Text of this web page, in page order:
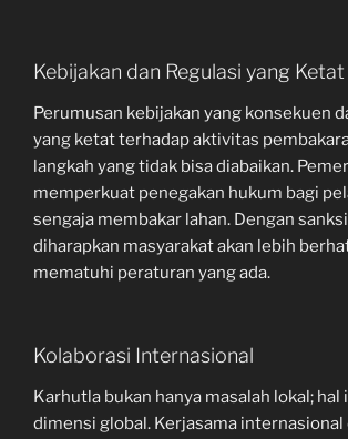
Kebijakan dan Regulasi yang Ketat
Perumusan kebijakan yang konsekuen
yang ketat terhadap aktivitas
langkah yang tidak bisa diabaikan.
memperkuat penegakan hukum bagi
sengaja membakar lahan. Dengan
diharapkan masyarakat akan lebih
mematuhi peraturan yang ada.
Kolaborasi Internasional
Karhutla bukan hanya masalah lokal;
dimensi global. Kerjasama internasional